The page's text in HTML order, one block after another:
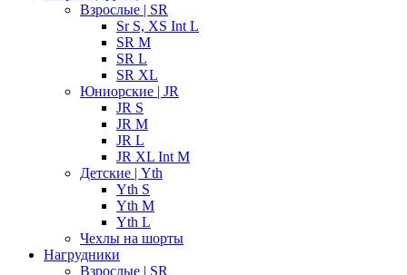
Взрослые | SR
Sr S, XS Int L
SR M
SR L
SR XL
Юниорские | JR
JR S
JR M
JR L
JR XL Int M
Детские | Yth
Yth S
Yth M
Yth L
Чехлы на шорты
Нагрудники
Взрослые | SR